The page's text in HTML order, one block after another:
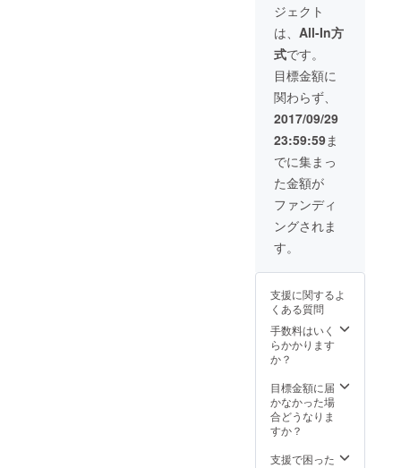
ジェクト
は、 All-In方
式です。
目標金額に
関わらず、
2017/09/29
23:59:59ま
でに集まっ
た金額が
ファンディ
ングされま
す。
支援に関するよ
くある質問
手数料はいく
らかかります
か？
目標金額に届
かなかった場
合どうなりま
すか？
支援で困った